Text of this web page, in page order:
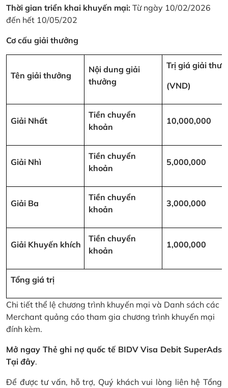
Thời gian triển khai khuyến mại: Từ ngày 10/02/2026
đến hết 10/05/202
Cơ cấu giải thưởng
Tên giải thưởng
Nội dung giải
thưởng
Trị giá giải
(VND)
Giải Nhất
Tiền chuyển
khoản
10,000,000
Giải Nhì
Tiền chuyển
khoản
5,000,000
Giải Ba
Tiền chuyển
khoản
3,000,000
Giải Khuyến khích
Tiền chuyển
khoản
1,000,000
Tổng giá trị
Chi tiết thể lệ chương trình khuyến mại và Danh sách các
Merchant quảng cáo tham gia chương trình khuyến mại
đính kèm.
Mở ngay Thẻ ghi nợ quốc tế BIDV Visa Debit SuperAds
Tại đây.
Để được tư vấn, hỗ trợ, Quý khách vui lòng liên hệ Tổng